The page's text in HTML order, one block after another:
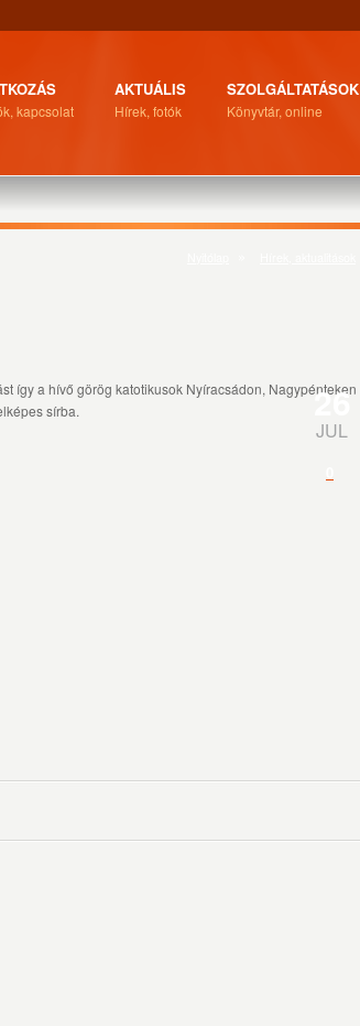
kapcsolat
AKTUÁLIS
Hírek, fotók
SZOLGÁLTATÁSOK
Könyvtár, online
így a hívő görög katotikusok Nyíracsádon, Nagypénteken
sírba.
26
JUL